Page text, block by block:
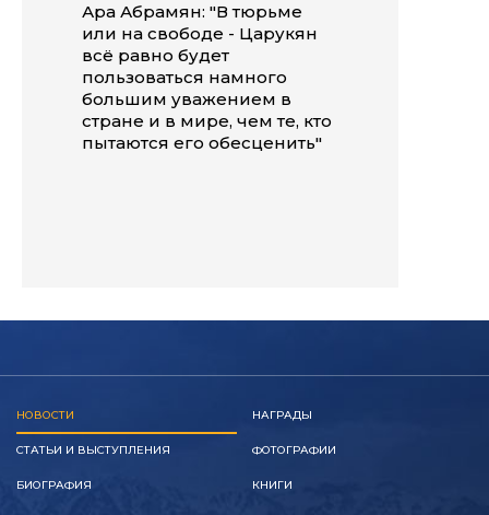
Ара Абрамян: "В тюрьме
или на свободе - Царукян
всё равно будет
пользоваться намного
большим уважением в
стране и в мире, чем те, кто
пытаются его обесценить"
НОВОСТИ
СТАТЬИ И ВЫСТУПЛЕНИЯ
БИОГРАФИЯ
НАГРАДЫ
ФОТОГРАФИИ
КНИГИ